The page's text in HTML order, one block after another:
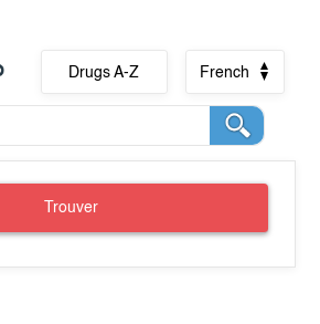
Drugs A-Z French
Trouver